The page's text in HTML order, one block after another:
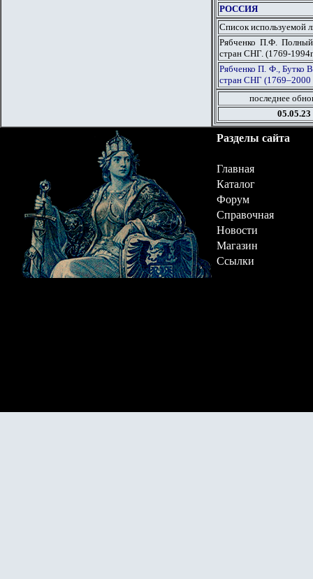
РОССИЯ
Список используемой
Рябченко П.Ф.
стран СНГ. (1769-
Рябченко П. Ф., Бутко
стран СНГ (1769–2000
последнее
05.05.23
Разделы сайта
Главная
Каталог
Форум
Справочная
Новости
Магазин
Ссылки